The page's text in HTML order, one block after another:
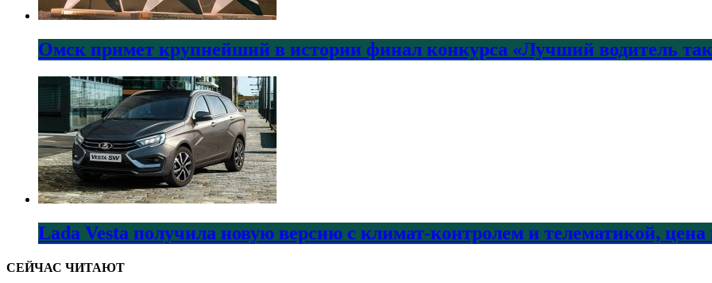
Омск примет крупнейший в истории финал конкурса «Лучший водитель
Lada Vesta получила новую версию с климат-контролем и телематикой, цена
СЕЙЧАС ЧИТАЮТ